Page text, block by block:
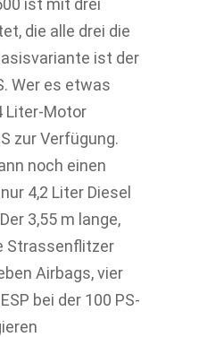
die alle drei die
ist der
Wer es etwas
Liter-Motor
zur Verfügung.
noch einen
4,2 Liter Diesel
3,55 m lange,
Strassenflitzer
Airbags, vier
bei der 100 PS-